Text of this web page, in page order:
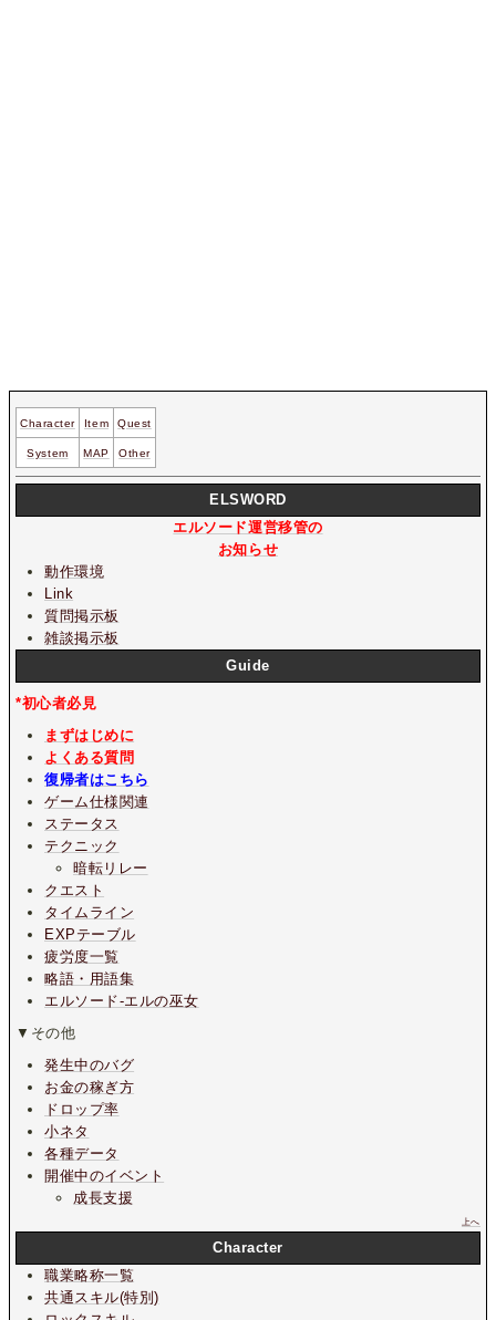
Character Item Quest
System MAP Other
ELSWORD
エルソード運営移管の
お知らせ
動作環境
Link
質問掲示板
雑談掲示板
Guide
*初心者必見
まずはじめに
よくある質問
復帰者はこちら
ゲーム仕様関連
ステータス
テクニック
暗転リレー
クエスト
タイムライン
EXPテーブル
疲労度一覧
略語・用語集
エルソード-エルの巫女
▼その他
発生中のバグ
お金の稼ぎ方
ドロップ率
小ネタ
各種データ
開催中のイベント
成長支援
上へ
Character
職業略称一覧
共通スキル(特別)